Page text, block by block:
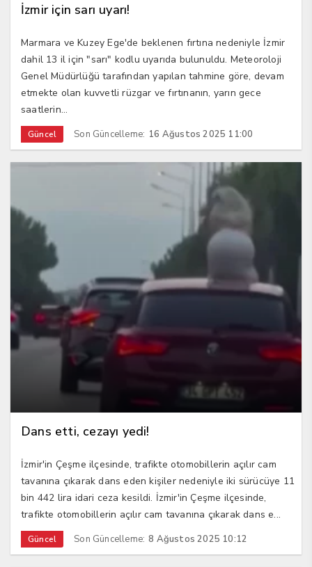
İzmir için sarı uyarı!
Marmara ve Kuzey Ege'de beklenen fırtına nedeniyle İzmir
dahil 13 il için "sarı" kodlu uyarıda bulunuldu. Meteoroloji
Genel Müdürlüğü tarafından yapılan tahmine göre, devam
etmekte olan kuvvetli rüzgar ve fırtınanın, yarın gece
saatlerin...
Güncel Son Güncelleme: 16 Ağustos 2025 11:00
Dans etti, cezayı yedi!
İzmir'in Çeşme ilçesinde, trafikte otomobillerin açılır cam
tavanına çıkarak dans eden kişiler nedeniyle iki sürücüye 11
bin 442 lira idari ceza kesildi. İzmir'in Çeşme ilçesinde,
trafikte otomobillerin açılır cam tavanına çıkarak dans e...
Güncel Son Güncelleme: 8 Ağustos 2025 10:12